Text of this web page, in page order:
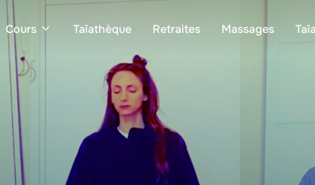
Cours Taïathèque Retraites Massages Taïa